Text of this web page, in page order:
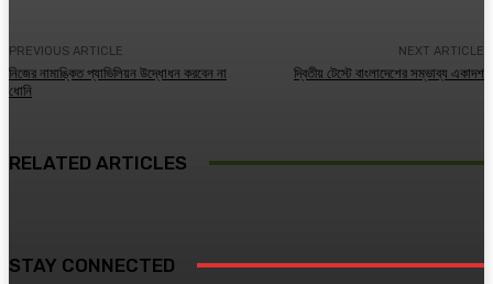
PREVIOUS ARTICLE
নিজের নামাঙ্কিত প্যাভিলিয়ন উদ্ধোধন করবেন না
ধোনি
NEXT ARTICLE
দ্বিতীয় টেস্টে বাংলাদেশের সম্ভাব্য একাদশ
RELATED ARTICLES
STAY CONNECTED